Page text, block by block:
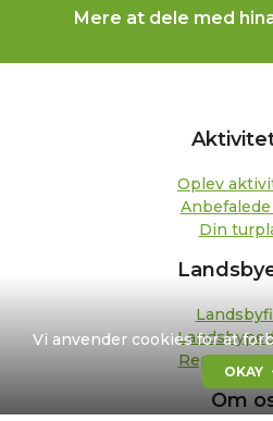
Vi anvender cookies for at
OKAY
Mere at dele med
Oplev
Din
Om